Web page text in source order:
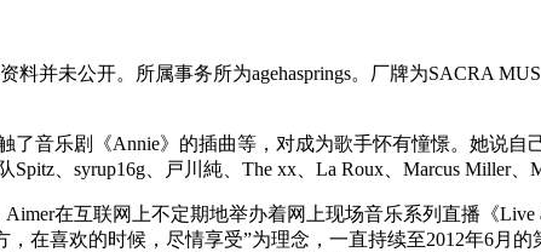
料并未公开。所属事务所为agehasprings。厂牌为SACRA
了音乐剧《Annie》的插曲等，对成为歌手怀有憧憬。她说
、syrup16g、戸川純、The xx、La Roux、Marcus Miller、
在互联网上不定期地举办着网上现场音乐系列直播《Live
在喜欢的时候，尽情享受”为理念，一直持续至2012年6月